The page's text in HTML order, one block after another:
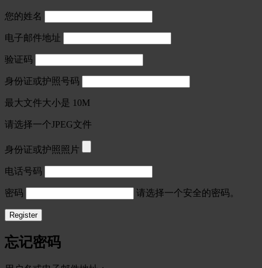
您的姓名
电子邮件地址
验证码
身份证或护照号码
最大文件大小是 10M
请选择一个JPEG文件
身份证或护照照片
电话号码
密码 请选择一个安全的密码。
忘记密码